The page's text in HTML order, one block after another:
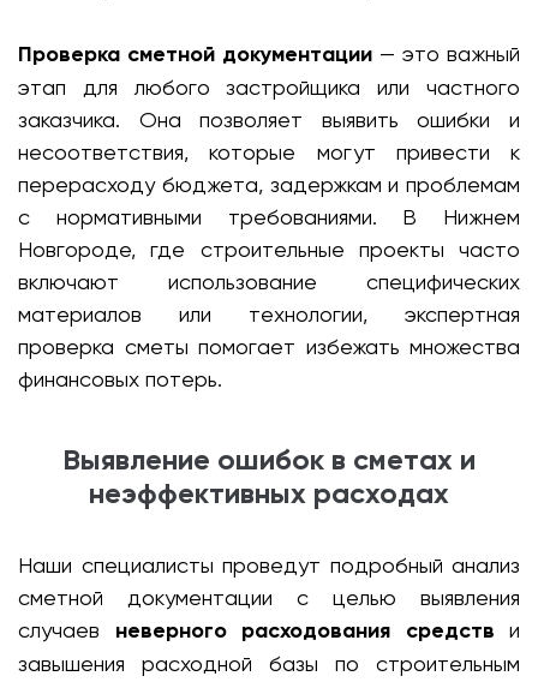
Проверка сметной документации — это важный
этап для любого застройщика или частного
заказчика. Она позволяет выявить ошибки и
несоответствия, которые могут привести к
перерасходу бюджета, задержкам и проблемам
с нормативными требованиями. В Нижнем
Новгороде, где строительные проекты часто
включают использование специфических
материалов или технологии, экспертная
проверка сметы помогает избежать множества
финансовых потерь.
Выявление ошибок в сметах и
неэффективных расходах
Наши специалисты проведут подробный анализ
сметной документации с целью выявления
случаев неверного расходования средств и
завышения расходной базы по строительным